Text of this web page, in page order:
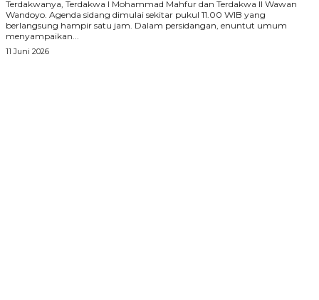
Terdakwanya, Terdakwa I Mohammad Mahfur dan Terdakwa II Wawan
Wandoyo. Agenda sidang dimulai sekitar pukul 11.00 WIB yang
berlangsung hampir satu jam. Dalam persidangan, enuntut umum
menyampaikan...
11 Juni 2026